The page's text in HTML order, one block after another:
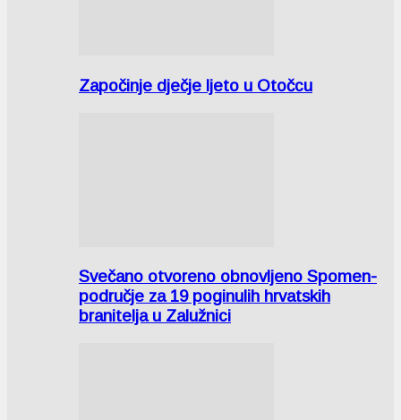
Započinje dječje ljeto u Otočcu
Svečano otvoreno obnovljeno Spomen-
područje za 19 poginulih hrvatskih
branitelja u Zalužnici